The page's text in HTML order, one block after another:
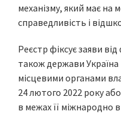
механізму, який має на
справедливість і
Реєстр фіксує заяви
також держави
місцевими органами
24 лютого 2022 року
в межах її міжнародно